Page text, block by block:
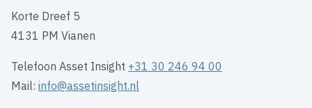
Korte Dreef 5
4131 PM Vianen
Telefoon Asset Insight +31 30 246 94 00
Mail:info@assetinsight.nl